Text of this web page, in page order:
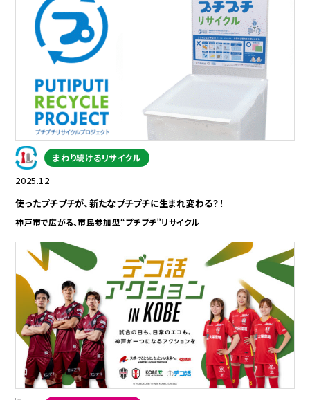
まわり続けるリサイクル
2025.12
使ったプチプチが、新たなプチプチに生まれ変わる？！
神戸市で広がる、市民参加型“プチプチ”リサイクル